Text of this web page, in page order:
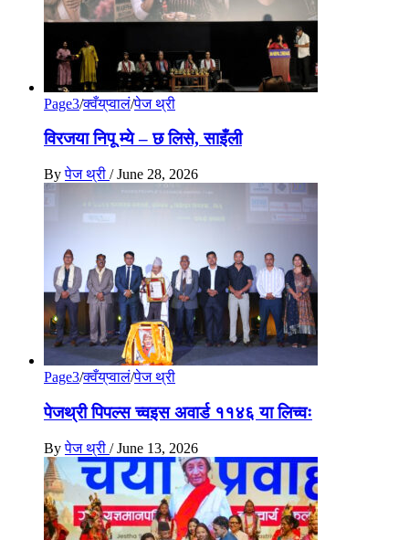
Page3/क्वँय्‌प्वालं/पेज थ्री
विरजया निपू म्ये – छ लिसे, साइँली
By पेज थ्री / June 28, 2026
Page3/क्वँय्‌प्वालं/पेज थ्री
पेजथ्री पिपल्स च्वइस अवार्ड ११४६ या लिच्वः
By पेज थ्री / June 13, 2026